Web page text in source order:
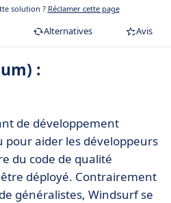
solution ? Réclamer cette page
Alternatives Avis
:
de développement
pour aider les développeurs
du code de qualité
déployé. Contrairement
généralistes, Windsurf se